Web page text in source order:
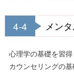
4-4 メン
心理学の基礎を習
カウンセリングの